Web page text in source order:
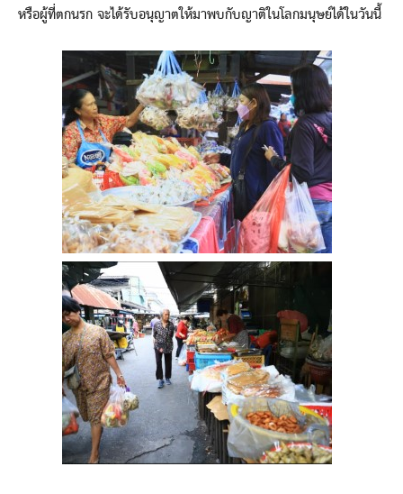
หรือผู้ที่ตกนรก จะได้รับอนุญาตให้มาพบกับญาติในโลกมนุษย์ได้ในวันนี้